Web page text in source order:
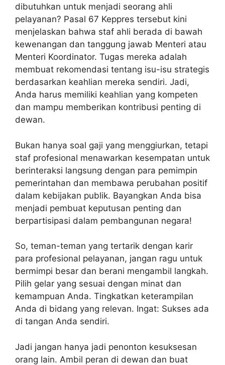
dibutuhkan untuk menjadi seorang ahli
pelayanan? Pasal 67 Keppres tersebut kini
menjelaskan bahwa staf ahli berada di bawah
kewenangan dan tanggung jawab Menteri atau
Menteri Koordinator. Tugas mereka adalah
membuat rekomendasi tentang isu-isu strategis
berdasarkan keahlian mereka sendiri. Jadi,
Anda harus memiliki keahlian yang kompeten
dan mampu memberikan kontribusi penting di
dewan.
Bukan hanya soal gaji yang menggiurkan, tetapi
staf profesional menawarkan kesempatan untuk
berinteraksi langsung dengan para pemimpin
pemerintahan dan membawa perubahan positif
dalam kebijakan publik. Bayangkan Anda bisa
menjadi pembuat keputusan penting dan
berpartisipasi dalam pembangunan negara!
So, teman-teman yang tertarik dengan karir
para profesional pelayanan, jangan ragu untuk
bermimpi besar dan berani mengambil langkah.
Pilih gelar yang sesuai dengan minat dan
kemampuan Anda. Tingkatkan keterampilan
Anda di bidang yang relevan. Ingat: Sukses ada
di tangan Anda sendiri.
Jadi jangan hanya jadi penonton kesuksesan
orang lain. Ambil peran di dewan dan buat